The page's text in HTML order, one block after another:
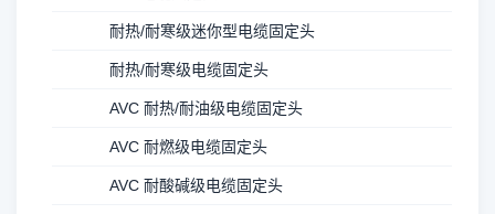
耐热/耐寒级迷你型电缆固定头
耐热/耐寒级电缆固定头
AVC 耐热/耐油级电缆固定头
AVC 耐燃级电缆固定头
AVC 耐酸碱级电缆固定头